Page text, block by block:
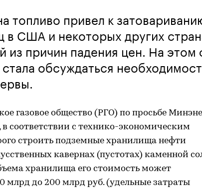
топливо привел к
в США и некоторых других
из причин падения цен. На этом
обсуждаться
газовое общество (РГО) по просьбе
в соответствии с технико-экономическим
строить подземные хранилища нефти
кавернах (пустотах) каменной
хранилища его стоимость может
млрд до 200 млрд руб. (удельные затраты